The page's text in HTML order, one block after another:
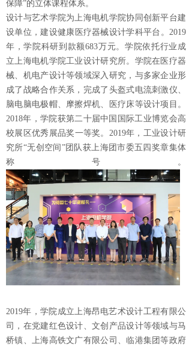
保障”的立体课程体系。
设计与艺术学院为上海电机学院协同创新平台建
设单位，建设健康医疗器械设计学科平台。2019
年，学院科研到款额683万元。学院依托行业成
立上海电机学院工业设计研究所。学院在医疗器
械、机电产设计等领域深入研究，与多家企业形
成了战略合作关系，完成了头盔式电流刺激仪、
脑电脑电极帽、摩擦焊机、医疗床等设计项目。
2018年，学院获第二十届中国国际工业博览会高
校展区优秀展品奖一等奖。2019年，工业设计研
究所“无创空间”团队获上海团市委五四奖章集体
称号。
2019年，学院成立上海昂电艺术设计工程有限公
司，在党建红色设计、文创产品设计等领域与马
桥镇、上海高铁文广有限公司、临港集团等政府